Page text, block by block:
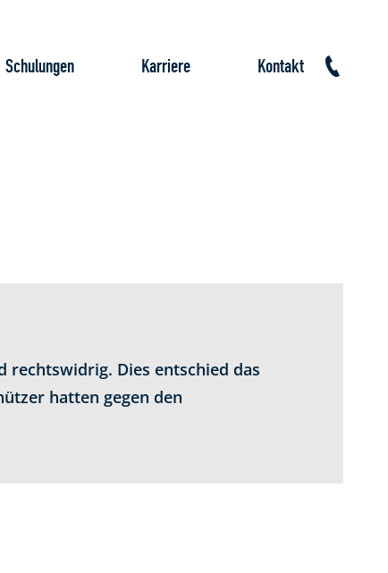
Schulungen Karriere Kontakt
rechtswidrig. Dies entschied das
hatten gegen den